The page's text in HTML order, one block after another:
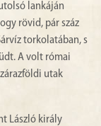
lankáján
rövid, pár száz
torkolatában, s
A volt római
utak
László király